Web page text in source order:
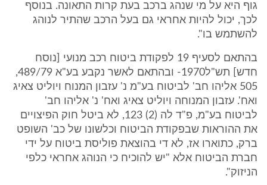
גוף היא על מי שנהג ברכב בעת קרות התאונה. בנוסף
לכך, יכול להיות אחראי גם בעל הרכב שהתיר לנוהג
להשתמש בו".
בהתאם לסעיף 19 לפקודת ביטוח רכב מנועי [נוסח
חדש] תש"ל1970- ובהתאם לאשר נקבע בע"א 489/79,
505 אליהו חב' לביטוח בע"מ נ' עזבון המנוח ויוליט צאיג
ואח'. עזבון המנוחה ויוליט צאיג ואח' נ' אליהו חב'
לביטוח בע"מ, פ"ד לה (2) 123, לא ביטל חוק הפיצויים
את ההוראות שבפקודת הביטוח וכלשונו של כב' השופט
ברק, כתוארו אז, לא די בהוצאת פוליסת ביטוח על ידי
חברת הביטוח אלא "יש להוכיח כי הנוהג אחראי כלפי
הניזוק".